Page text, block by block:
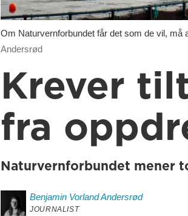
Om Naturvernforbundet får det som de vil, må
Andersrød
Krever
fra
Naturvernforbundet mener
Benjamin Vorland Andersrød
JOURNALIST